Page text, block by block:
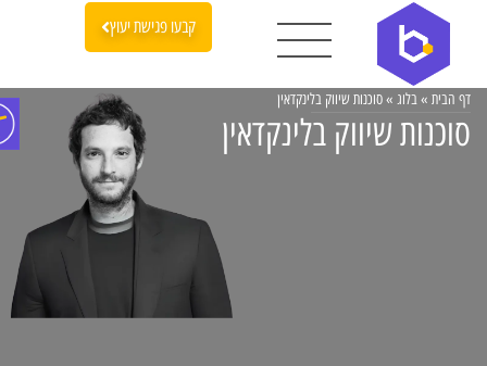
קבעו פגישת יעוץ
דף הבית»בלוג»סוכנות שיווק בלינקדאין
סוכנות שיווק בלינקדאין